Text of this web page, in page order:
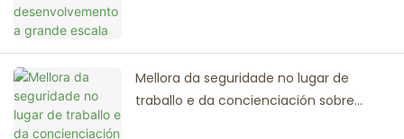
Mellora da seguridade no lugar de
traballo e da concienciación sobre